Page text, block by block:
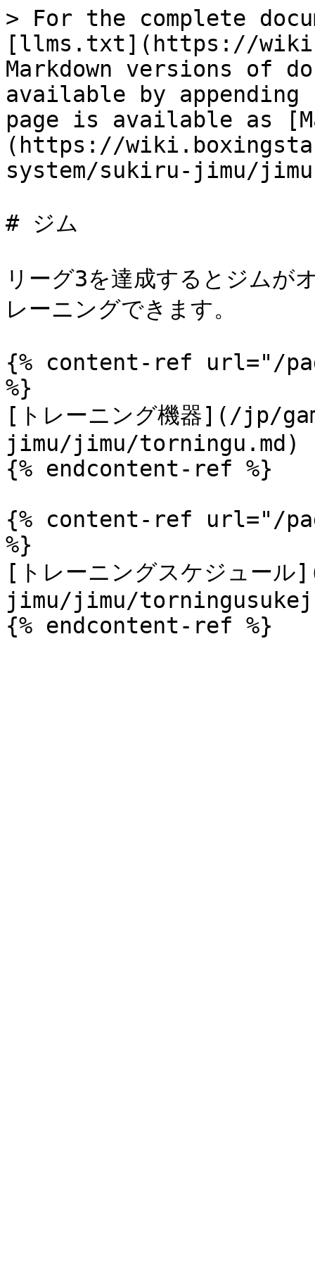
> For the complete
[llms.txt](https://
Markdown versions of
available by
page is available as
(https://
system/sukiru-jimu/
# ジム
リーグ3を達成するとジムが
レーニングできます。
{% content-ref url="/
%}
[トレーニング機器](/jp/
jimu/jimu/torningu.md)
{% endcontent-ref %}
{% content-ref url="/
%}
[トレーニングスケジュ
jimu/jimu/